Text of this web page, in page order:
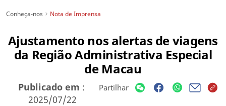
Conheça-nos Nota de Imprensa
Ajustamento nos alertas de viagens
da Região Administrativa Especial
de Macau
Publicado em :
2025/07/22
Partilhar